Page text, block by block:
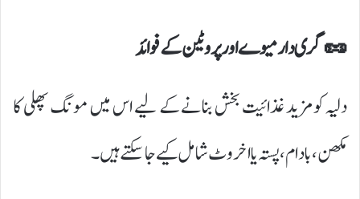
🥜 گری دار میوے اور پروٹین کے فوائد
دلیہ کو مزید غذائیت بخش بنانے کے لیے اس میں مونگ پھلی کا
مکھن، بادام، پستہ یا اخروٹ شامل کیے جا سکتے ہیں۔